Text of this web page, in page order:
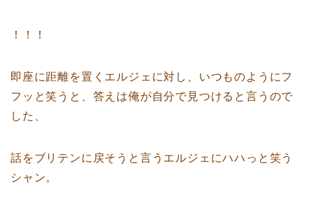
！！！
即座に距離を置くエルジェに対し、いつものようにフ
フッと笑うと、答えは俺が自分で見つけると言うので
した、
話をブリテンに戻そうと言うエルジェにハハっと笑う
シャン。